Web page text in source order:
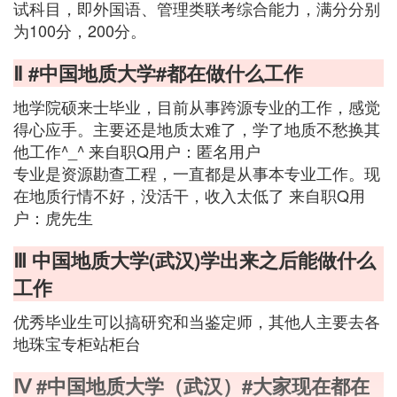
试科目，即外国语、管理类联考综合能力，满分分别
为100分，200分。
Ⅱ #中国地质大学#都在做什么工作
地学院硕来士毕业，目前从事跨源专业的工作，感觉
得心应手。主要还是地质太难了，学了地质不愁换其
他工作^_^ 来自职Q用户：匿名用户
专业是资源勘查工程，一直都是从事本专业工作。现
在地质行情不好，没活干，收入太低了 来自职Q用
户：虎先生
Ⅲ 中国地质大学(武汉)学出来之后能做什么
工作
优秀毕业生可以搞研究和当鉴定师，其他人主要去各
地珠宝专柜站柜台
Ⅳ #中国地质大学（武汉）#大家现在都在